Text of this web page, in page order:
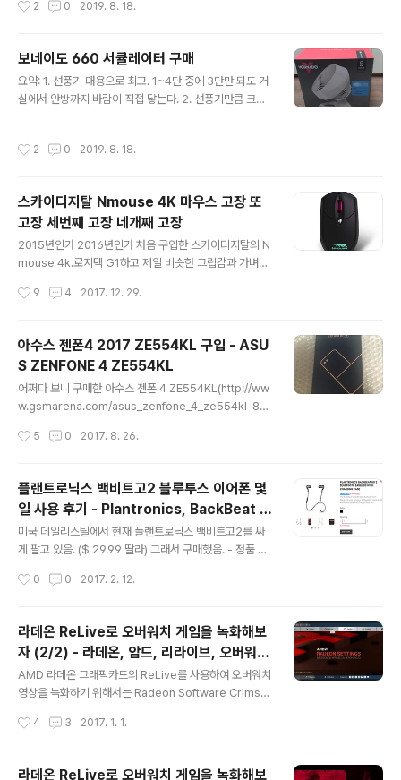
ducts/170115751?vendorItemId=422768..
움 9/7/2019 사용기: 533DC를 선풍기 대용으로 쓰기엔
2 0 2019. 8. 18.
보네이도 660 서큘레이터 구매
요약: 1. 선풍기 대용으로 최고. 1~4단 중에 3단만 되도 거
실에서 안방까지 바람이 직접 닿는다. 2. 선풍기만큼 크고
텐데 9/7/2019 사용기 조아. 아~주~ 조아
2 0 2019. 8. 18.
스카이디지탈 Nmouse 4K 마우스 고장 또
고장 세번째 고장 네개째 고장
2015년인가 2016년인가 처음 구입한 스카이디지탈의 N
mouse 4k.로지텍 G1하고 제일 비슷한 그립감과 가벼운
최고의 마우스라 생각하던 마우스. 집에서 게임할때도 쓰
면서 썼다 근데 최대의 단점은 고장이 정말 잘나더라. 집에
있는것도 고장, 회사에 있는 것도 고장첨에는 AS보내기도
귀찮아서 그냥 새로 사서 교체해서 썼다. 근데 또 고장나더
라.그래서 AS를 보냈었는데 제대로 수리도 안해서 보내더
라. 화가나서 고객 게시판에 항의했더니 끝까지 고쳐서 보
지리같이 그립감을 못 잊어서 다시 샀다....... 그리고 이 글
9 4 2017. 12. 29.
아수스 젠폰4 2017 ZE554KL 구입 - ASU
S ZENFONE 4 ZE554KL
어쩌다 보니 구매한 아수스 젠폰 4 ZE554KL(http://ww
w.gsmarena.com/asus_zenfone_4_ze554kl-87
주밖에 안되는 진짜 따끈따끈한 제품이다.듀얼 카메라를
젠폰이 여러가지 모델이 있더라. 그냥 젠폰4, 저가형 버전
젠폰4 MAX, 젠폰4 SELFIE, 고급형 젠폰4 PRO.저가형
은 AP가 스냅4XX계열이라 너무 낮고, 고급형은 스냅835
인데 디스플레이가 아몰레드라 패스..... 그냥 젠폰4가 스냅
쓰기에는 살짝 부족할 듯 하고660 장..
5 0 2017. 8. 26.
플랜트로닉스 백비트고2 블루투스 이어폰 몇
일 사용 후기 - Plantronics, BackBeat G
O 2, bluetooth, 무선 이어폰, 음질 좋은 이
어폰, 가성비 이어폰
미국 데일리스틸에서 현재 플랜트로닉스 백비트고2를 싸
게 팔고 있음. ($ 29.99 딸라) 그래서 구매했음. - 정품 박
이던 QY19 이어폰보다 음질 천억배 좋음 (벽 뒤에서 누가
중이던 UE600과 음질은 비슷하고 음색은 저음이 약간 강
조되있고 전체적으로 균형잡힌 느낌- 공간감 좋음- 배터리
실사용 3시간 감.- 배터리 대기도 쭉쭉 떨어짐- 그래서 이
어폰 보관 케이스에 보조 배터리 기능이 있음- 충전 케이스
배터리로 이어폰 두번 충전 가능함 - 고속 충전 기능이 없
총평은 나름 가성비 이어폰으로 인기있는 QY19에 비해 가
0 0 2017. 2. 12.
라데온 ReLive로 오버워치 게임을 녹화해보
자 (2/2) - 라데온, 암드, 리라이브, 오버워
치, 그래픽 드라이버, 쉐도우 플레이, Radeo
n, AMD, Relive, Overwatch Graphic
Driver, Shadow Play, Radeon Softwa
re Crimson ReLive Edi..
AMD 라데온 그래픽카드의 ReLive를 사용하여 오버워치
영상을 녹화하기 위해서는 Radeon Software Crimso
ReLive 설정 항목바탕화면에서 빈 공간에 마우스 우클릭
한다. 그러면 아래와 같은 설정 화면 나타난다. 중앙의 ReL
4 3 2017. 1. 1.
라데온 ReLive로 오버워치 게임을 녹화해보